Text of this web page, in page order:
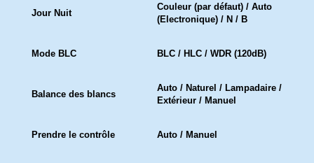
Jour Nuit
Couleur (par défaut) / Auto
(Electronique) / N / B
Mode BLC BLC / HLC / WDR (120dB)
Balance des blancs
Auto / Naturel / Lampadaire /
Extérieur / Manuel
Prendre le contrôle Auto / Manuel